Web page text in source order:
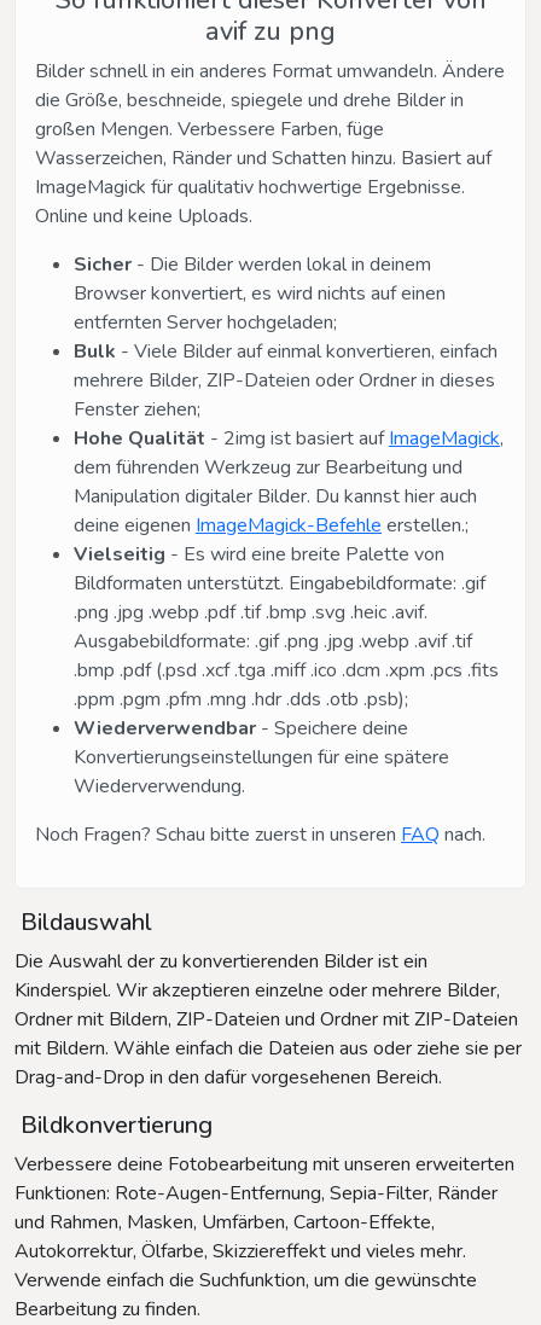
avif zu png
Bilder schnell in ein anderes Format umwandeln. Ändere
die Größe, beschneide, spiegele und drehe Bilder in
großen Mengen. Verbessere Farben, füge
Wasserzeichen, Ränder und Schatten hinzu. Basiert auf
ImageMagick für qualitativ hochwertige Ergebnisse.
Online und keine Uploads.
Sicher - Die Bilder werden lokal in deinem
Browser konvertiert, es wird nichts auf einen
entfernten Server hochgeladen;
Bulk - Viele Bilder auf einmal konvertieren, einfach
mehrere Bilder, ZIP-Dateien oder Ordner in dieses
Fenster ziehen;
Hohe Qualität - 2img ist basiert aufImageMagick,
dem führenden Werkzeug zur Bearbeitung und
Manipulation digitaler Bilder. Du kannst hier auch
deine eigenen ImageMagick-Befehle erstellen.;
Vielseitig - Es wird eine breite Palette von
Bildformaten unterstützt. Eingabebildformate: .gif
.png .jpg .webp .pdf .tif .bmp .svg .heic .avif.
Ausgabebildformate: .gif .png .jpg .webp .avif .tif
.bmp .pdf (.psd .xcf .tga .miff .ico .dcm .xpm .pcs .fits
.ppm .pgm .pfm .mng .hdr .dds .otb .psb);
Wiederverwendbar - Speichere deine
Konvertierungseinstellungen für eine spätere
Wiederverwendung.
Noch Fragen? Schau bitte zuerst in unseren FAQ nach.
Bildauswahl
Die Auswahl der zu konvertierenden Bilder ist ein
Kinderspiel. Wir akzeptieren einzelne oder mehrere Bilder,
Ordner mit Bildern, ZIP-Dateien und Ordner mit ZIP-Dateien
mit Bildern. Wähle einfach die Dateien aus oder ziehe sie per
Drag-and-Drop in den dafür vorgesehenen Bereich.
Bildkonvertierung
Verbessere deine Fotobearbeitung mit unseren erweiterten
Funktionen: Rote-Augen-Entfernung, Sepia-Filter, Ränder
und Rahmen, Masken, Umfärben, Cartoon-Effekte,
Autokorrektur, Ölfarbe, Skizziereffekt und vieles mehr.
Verwende einfach die Suchfunktion, um die gewünschte
Bearbeitung zu finden.